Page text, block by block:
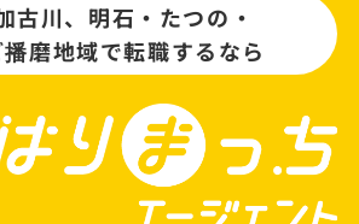
古川、明石・たつの・
磨地域で転職するなら